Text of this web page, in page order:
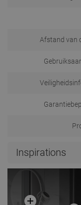
Afstand van
Inspirations